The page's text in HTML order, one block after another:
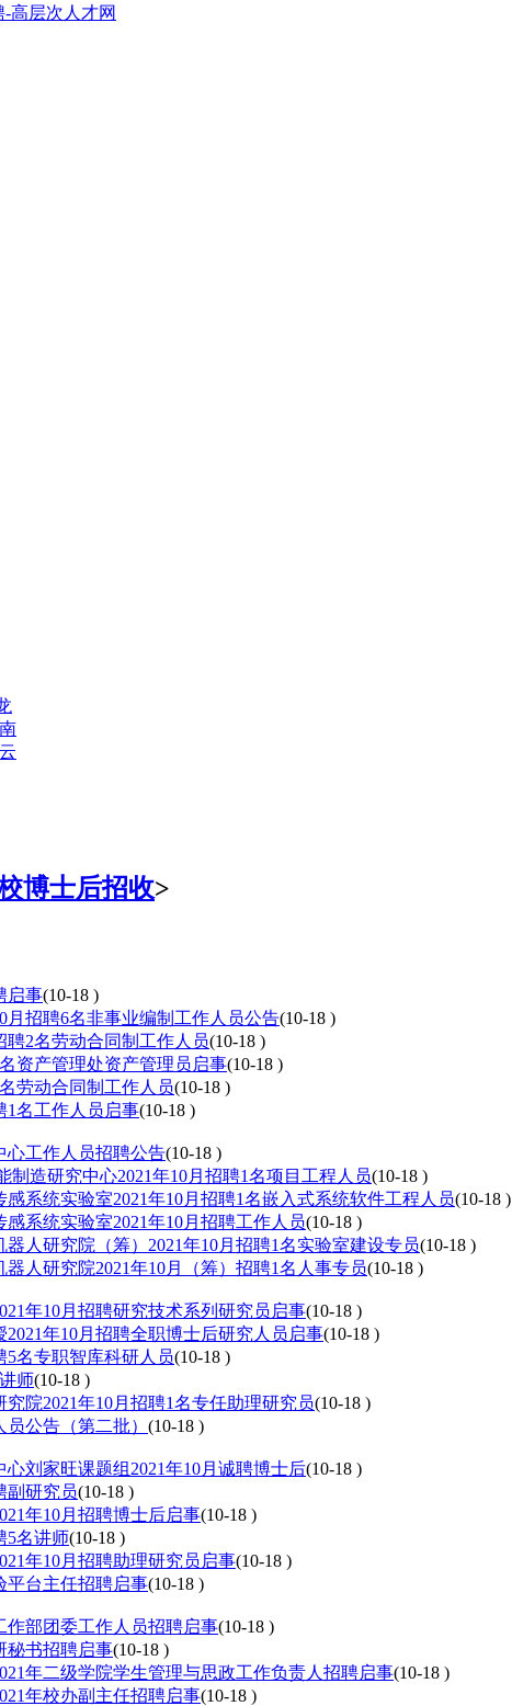
云
博士后招收>
启事(10-18 )
月招聘6名非事业编制工作人员公告(10-18 )
聘2名劳动合同制工作人员(10-18 )
资产管理处资产管理员启事(10-18 )
劳动合同制工作人员(10-18 )
1名工作人员启事(10-18 )
心工作人员招聘公告(10-18 )
制造研究中心2021年10月招聘1名项目工程人员(10-18 )
感系统实验室2021年10月招聘1名嵌入式系统软件工程人员(10-18 )
系统实验室2021年10月招聘工作人员(10-18 )
器人研究院（筹）2021年10月招聘1名实验室建设专员(10-18 )
人研究院2021年10月（筹）招聘1名人事专员(10-18 )
年10月招聘研究技术系列研究员启事(10-18 )
年10月招聘全职博士后研究人员启事(10-18 )
5名专职智库科研人员(10-18 )
师(10-18 )
院2021年10月招聘1名专任助理研究员(10-18 )
公告（第二批） (10-18 )
刘家旺课题组2021年10月诚聘博士后(10-18 )
副研究员(10-18 )
年10月招聘博士后启事(10-18 )
5名讲师(10-18 )
年10月招聘助理研究员启事(10-18 )
平台主任招聘启事(10-18 )
作部团委工作人员招聘启事(10-18 )
秘书招聘启事(10-18 )
年二级学院学生管理与思政工作负责人招聘启事(10-18 )
年校办副主任招聘启事(10-18 )